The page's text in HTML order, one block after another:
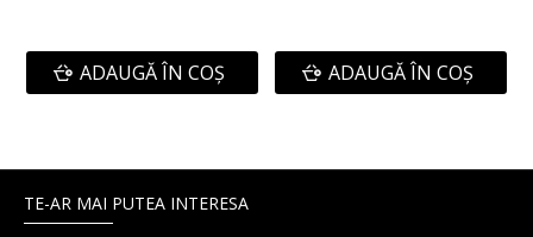
ADAUGĂ ÎN COŞ ADAUGĂ ÎN COŞ
TE-AR MAI PUTEA INTERESA